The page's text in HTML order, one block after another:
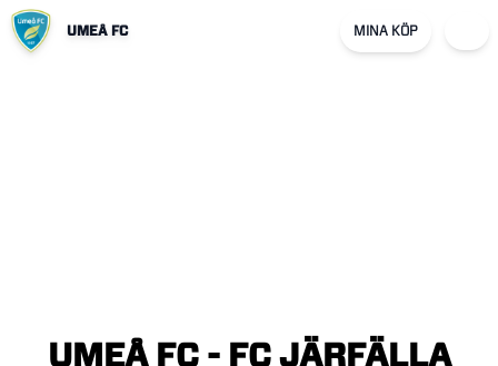
UMEÅ FC MINA KÖP
UMEÅ FC - FC JÄRFÄLLA